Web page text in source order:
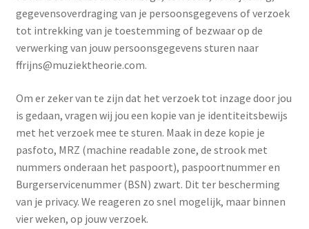
gegevensoverdraging van je persoonsgegevens of verzoek
tot intrekking van je toestemming of bezwaar op de
verwerking van jouw persoonsgegevens sturen naar
ffrijns@muziektheorie.com.
Om er zeker van te zijn dat het verzoek tot inzage door jou
is gedaan, vragen wij jou een kopie van je identiteitsbewijs
met het verzoek mee te sturen. Maak in deze kopie je
pasfoto, MRZ (machine readable zone, de strook met
nummers onderaan het paspoort), paspoortnummer en
Burgerservicenummer (BSN) zwart. Dit ter bescherming
van je privacy. We reageren zo snel mogelijk, maar binnen
vier weken, op jouw verzoek.